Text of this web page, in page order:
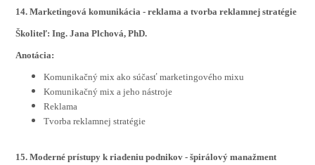
14. Marketingová komunikácia - reklama a tvorba reklamnej stratégie
Školiteľ: Ing. Jana Plchová, PhD.
Anotácia:
Komunikačný mix ako súčasť marketingového mixu
Komunikačný mix a jeho nástroje
Reklama
Tvorba reklamnej stratégie
15. Moderné prístupy k riadeniu podnikov - špirálový manažment